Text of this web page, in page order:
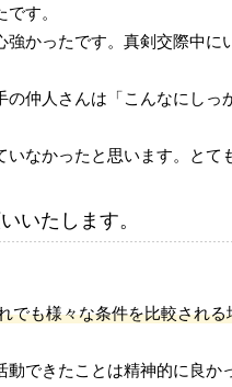
す。
かったです。真剣交際中に
仲人さんは「こんなにしっ
なかったと思います。とて
いたします。
も様々な条件を比較され
できたことは精神的に良か